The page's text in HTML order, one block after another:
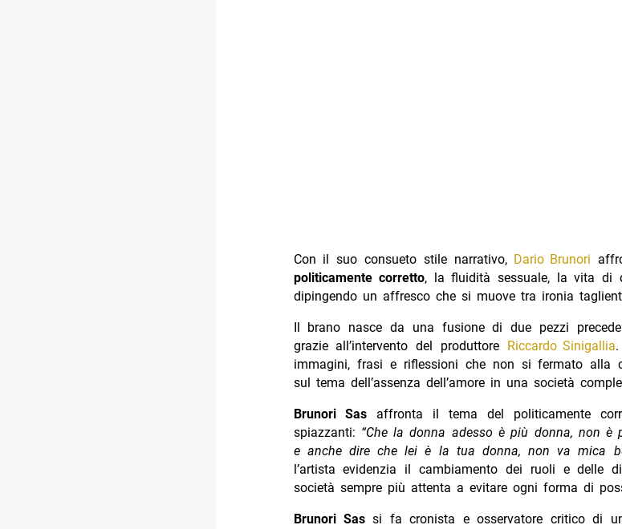
Con il suo consueto stile narrativo, Dario Brunori
politicamente corretto, la fluidità sessuale, la vita di
dipingendo un affresco che si muove tra ironia
Il brano nasce da una fusione di due pezzi
grazie all’intervento del produttore Riccardo Sinigallia
immagini, frasi e riflessioni che non si fermato alla
sul tema dell’assenza dell’amore in una società
Brunori Sas affronta il tema del politicamente
spiazzanti: “Che la donna adesso è più donna, non è
e anche dire che lei è la tua donna, non va mica
l’artista evidenzia il cambiamento dei ruoli e delle
società sempre più attenta a evitare ogni forma di
Brunori Sas si fa cronista e osservatore critico di